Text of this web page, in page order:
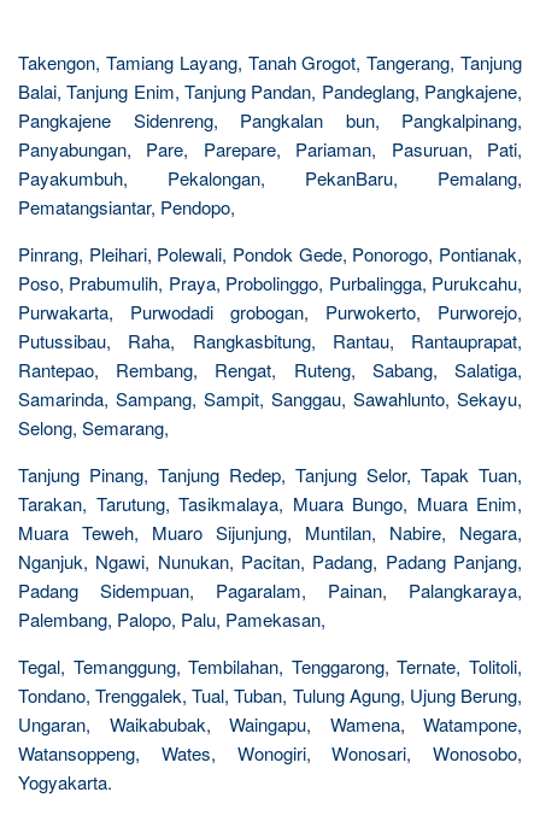
Takengon, Tamiang Layang, Tanah Grogot, Tangerang, Tanjung
Balai, Tanjung Enim, Tanjung Pandan, Pandeglang, Pangkajene,
Pangkajene Sidenreng, Pangkalan bun, Pangkalpinang,
Panyabungan, Pare, Parepare, Pariaman, Pasuruan, Pati,
Payakumbuh, Pekalongan, PekanBaru, Pemalang,
Pematangsiantar, Pendopo,
Pinrang, Pleihari, Polewali, Pondok Gede, Ponorogo, Pontianak,
Poso, Prabumulih, Praya, Probolinggo, Purbalingga, Purukcahu,
Purwakarta, Purwodadi grobogan, Purwokerto, Purworejo,
Putussibau, Raha, Rangkasbitung, Rantau, Rantauprapat,
Rantepao, Rembang, Rengat, Ruteng, Sabang, Salatiga,
Samarinda, Sampang, Sampit, Sanggau, Sawahlunto, Sekayu,
Selong, Semarang,
Tanjung Pinang, Tanjung Redep, Tanjung Selor, Tapak Tuan,
Tarakan, Tarutung, Tasikmalaya, Muara Bungo, Muara Enim,
Muara Teweh, Muaro Sijunjung, Muntilan, Nabire, Negara,
Nganjuk, Ngawi, Nunukan, Pacitan, Padang, Padang Panjang,
Padang Sidempuan, Pagaralam, Painan, Palangkaraya,
Palembang, Palopo, Palu, Pamekasan,
Tegal, Temanggung, Tembilahan, Tenggarong, Ternate, Tolitoli,
Tondano, Trenggalek, Tual, Tuban, Tulung Agung, Ujung Berung,
Ungaran, Waikabubak, Waingapu, Wamena, Watampone,
Watansoppeng, Wates, Wonogiri, Wonosari, Wonosobo,
Yogyakarta.